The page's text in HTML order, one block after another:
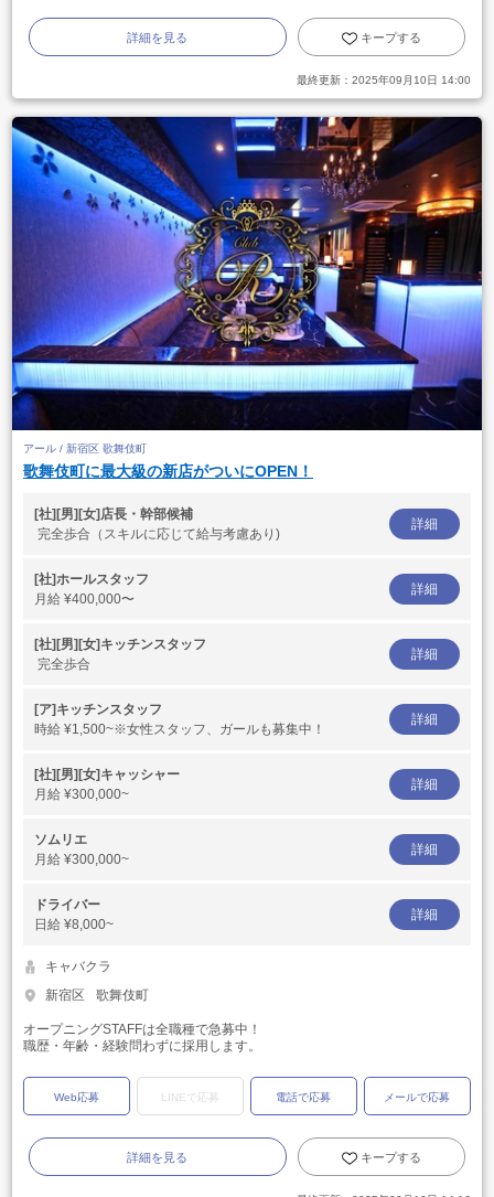
詳細を見る キープする
最終更新： 2025年09月10日 14:00
アール / 新宿区 歌舞伎町
歌舞伎町に最大級の新店がついにOPEN！
[社][男][女]店長・幹部候補
完全歩合（スキルに応じて給与考慮あり)
詳細
[社]ホールスタッフ
月給 ¥400,000〜
詳細
[社][男][女]キッチンスタッフ
完全歩合
詳細
[ア]キッチンスタッフ
時給 ¥1,500~※女性スタッフ、ガールも募集中！
詳細
[社][男][女]キャッシャー
月給 ¥300,000~
詳細
ソムリエ
月給 ¥300,000~
詳細
ドライバー
日給 ¥8,000~
詳細
キャバクラ
新宿区
歌舞伎町
オープニングSTAFFは全職種で急募中！
職歴・年齢・経験問わずに採用します。
Web応募 LINEで応募 電話で応募 メールで応募
詳細を見る キープする